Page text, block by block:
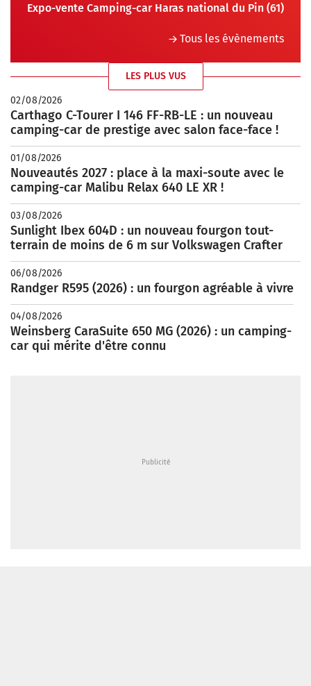
Expo-vente Camping-car Haras national du Pin (61)
Tous les évènements
LES PLUS VUS
02/08/2026
Carthago C-Tourer I 146 FF-RB-LE : un nouveau
camping-car de prestige avec salon face-face !
01/08/2026
Nouveautés 2027 : place à la maxi-soute avec le
camping-car Malibu Relax 640 LE XR !
03/08/2026
Sunlight Ibex 604D : un nouveau fourgon tout-
terrain de moins de 6 m sur Volkswagen Crafter
06/08/2026
Randger R595 (2026) : un fourgon agréable à vivre
04/08/2026
Weinsberg CaraSuite 650 MG (2026) : un camping-
car qui mérite d'être connu